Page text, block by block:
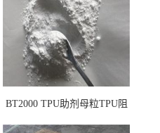
BT2000 TPU助剂母粒TPU阻